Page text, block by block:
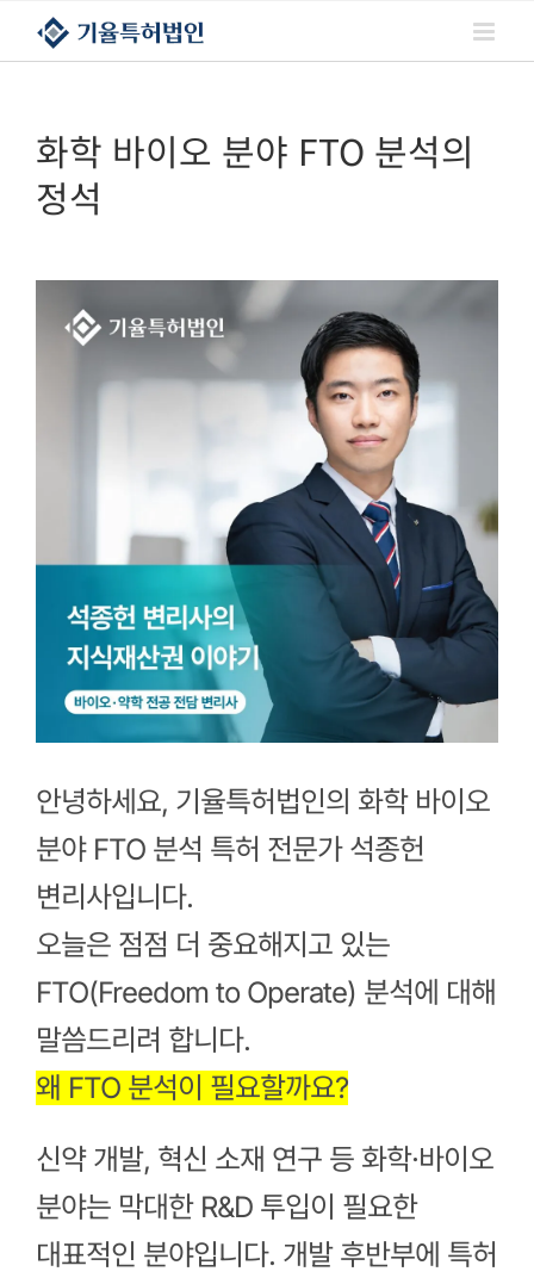
콘텐츠로
건너뛰기
화학 바이오 분야 FTO 분석의
정석
안녕하세요, 기율특허법인의 화학 바이오
분야 FTO 분석 특허 전문가 석종헌
변리사입니다.
오늘은 점점 더 중요해지고 있는
FTO(Freedom to Operate) 분석에 대해
말씀드리려 합니다.
왜 FTO 분석이 필요할까요?
신약 개발, 혁신 소재 연구 등 화학·바이오
분야는 막대한 R&D 투입이 필요한
대표적인 분야입니다. 개발 후반부에 특허